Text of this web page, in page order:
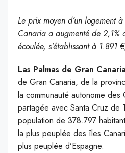
Le prix moyen d’un logement
Canaria a augmenté de 2,1%
écoulée, s’établissant à 1.891
Las Palmas de Gran
de Gran Canaria, de la
la communauté autonome des
partagée avec Santa Cruz de
population de 378.797
la plus peuplée des îles
plus peuplée d’Espagne.